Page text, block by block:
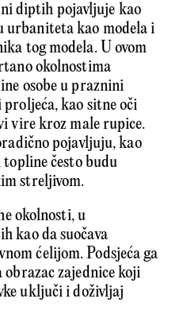
diptih pojavljuje kao
urbaniteta kao modela i
tog modela. U ovom
okolnostima
osobe u praznini
kao sitne oči
vire kroz male rupice.
pojavljuju, kao
često budu
streljivom.
okolnosti, u
kao da suočava
ćelijom. Podsjeća ga
zajednice koji
uključi i doživljaj